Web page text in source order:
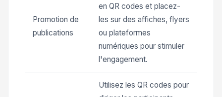
Promotion de
publications
en QR codes et placez-
les sur des affiches, flyers
ou plateformes
numériques pour stimuler
l'engagement.
Utilisez les QR codes pour